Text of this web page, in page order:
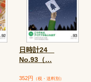
日時計24
No.93（…
352円 （税・送料別）